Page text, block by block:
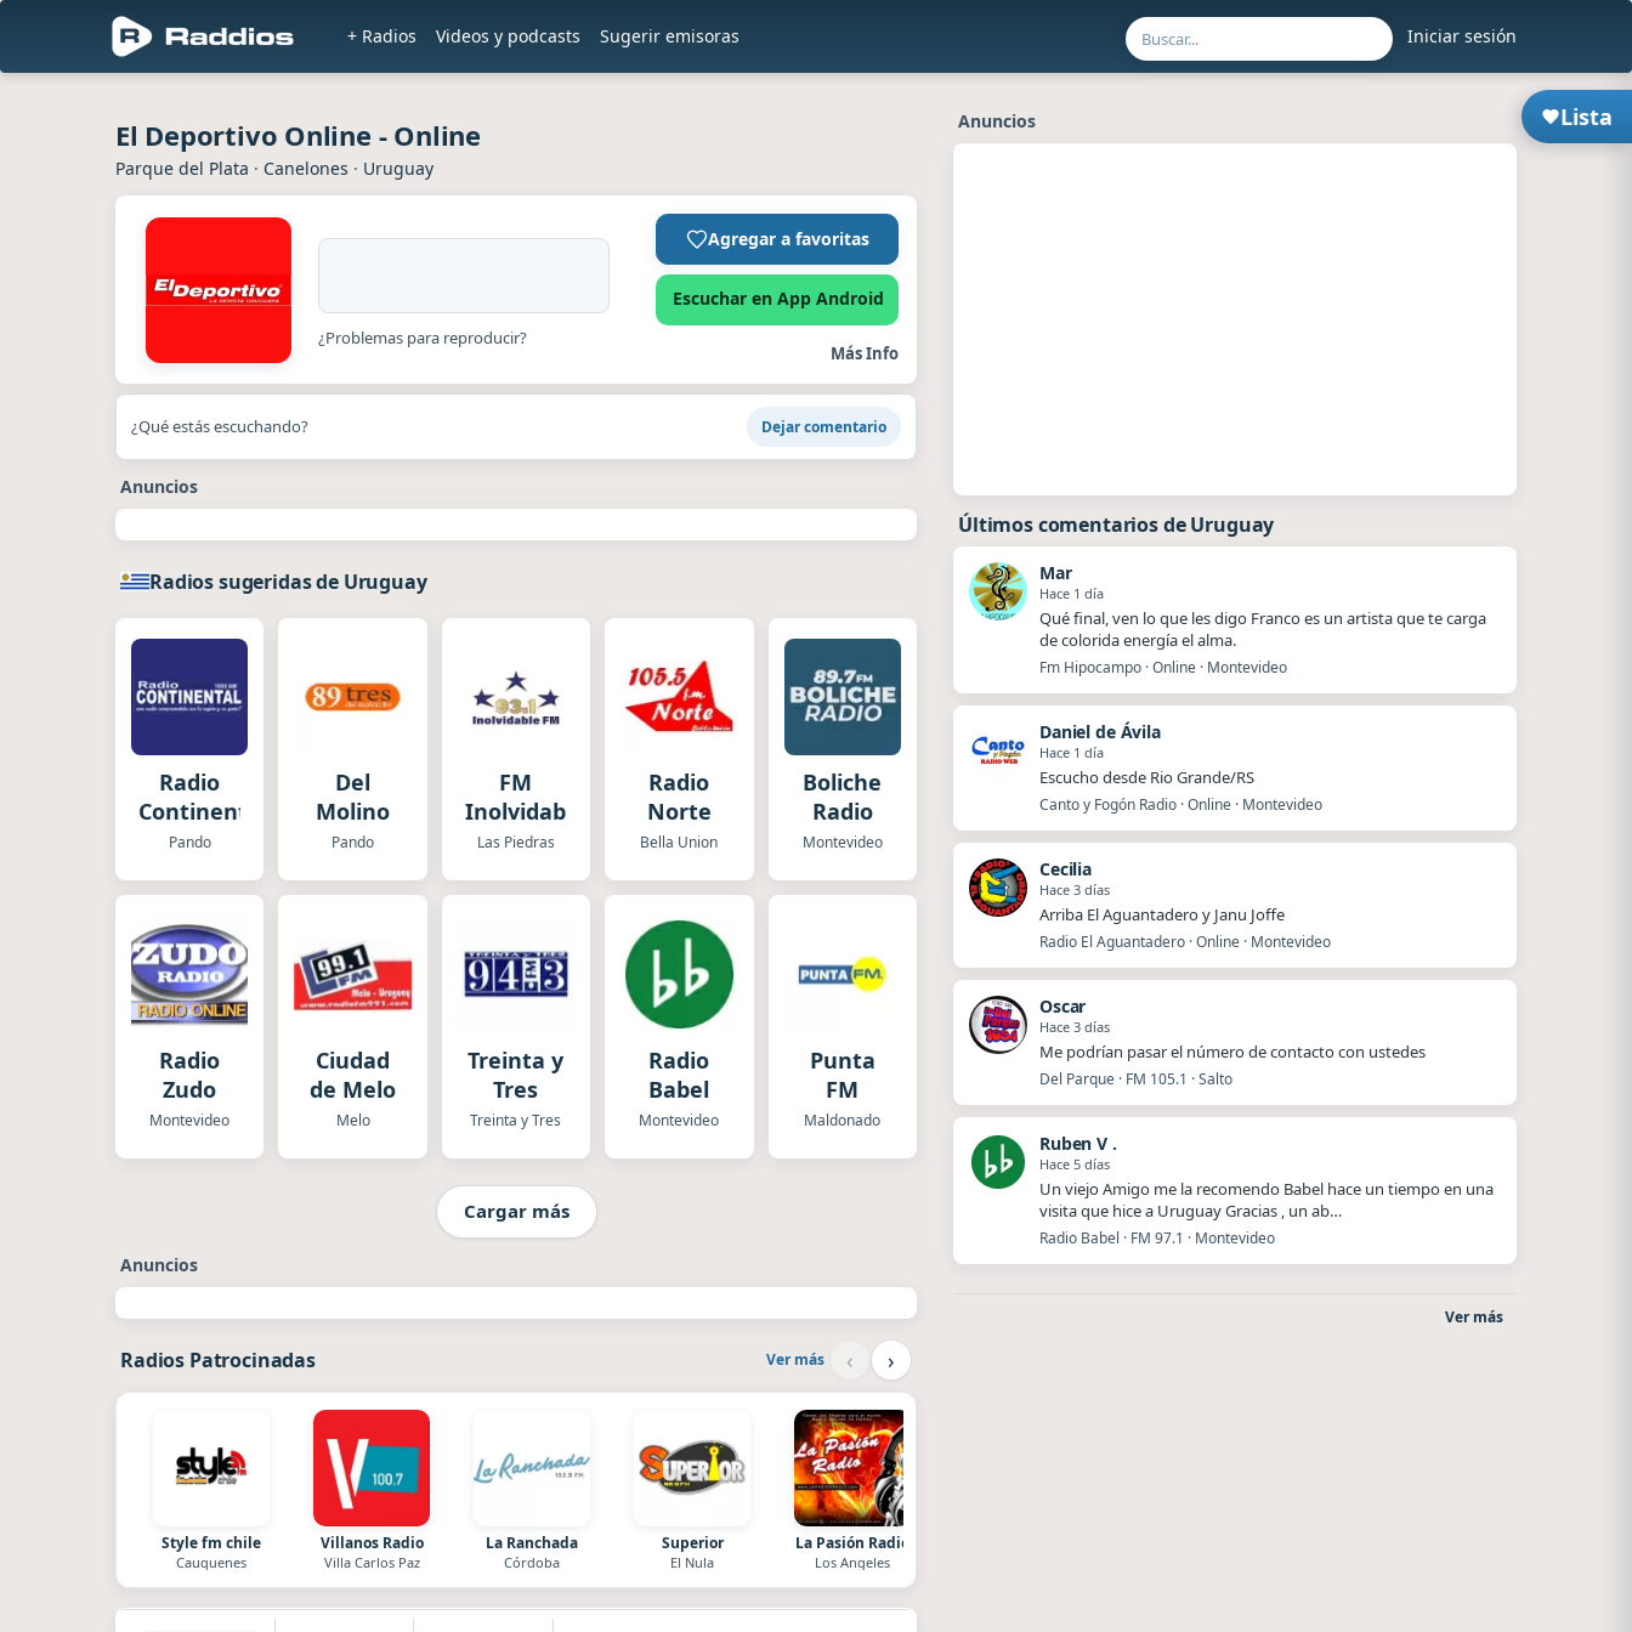
Iniciar sesión
+ Radios Videos y podcasts Sugerir emisoras
Lista
El Deportivo Online - Online
Parque del Plata · Canelones · Uruguay
¿Problemas para reproducir?
Agregar a favoritas
Escuchar en App Android
Más Info
¿Qué estás escuchando? Dejar comentario
Anuncios
Radios sugeridas de Uruguay
Radio
Continental
Pando
Del
Molino
Pando
FM
Inolvidable
Las Piedras
Radio
Norte
Bella Union
Boliche
Radio
Montevideo
Radio
Zudo
Montevideo
Ciudad
de Melo
Melo
Treinta y
Tres
Treinta y Tres
Radio
Babel
Montevideo
Punta
FM
Maldonado
Cargar más
Anuncios
Radios Patrocinadas Ver más ‹ ›
Style fm chile
Cauquenes
Villanos Radio
Villa Carlos Paz
La Ranchada
Córdoba
Superior
El Nula
La Pasión Radio
Los Angeles
Anuncios
Últimos comentarios de Uruguay
Mar
Hace 1 día
Qué final, ven lo que les digo Franco es un artista que te carga
de colorida energía el alma.
Fm Hipocampo · Online · Montevideo
Daniel de Ávila
Hace 1 día
Escucho desde Rio Grande/RS
Canto y Fogón Radio · Online · Montevideo
Cecilia
Hace 3 días
Arriba El Aguantadero y Janu Joffe
Radio El Aguantadero · Online · Montevideo
Oscar
Hace 3 días
Me podrían pasar el número de contacto con ustedes
Del Parque · FM 105.1 · Salto
Ruben V .
Hace 5 días
Un viejo Amigo me la recomendo Babel hace un tiempo en una
visita que hice a Uruguay Gracias , un ab…
Radio Babel · FM 97.1 · Montevideo
Ver más